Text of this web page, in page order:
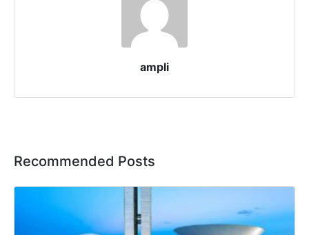
ampli
Recommended Posts